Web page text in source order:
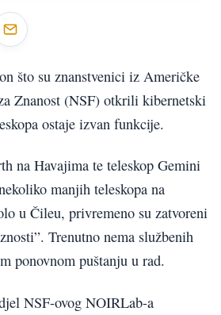
što su znanstvenici iz Američke
Znanost (NSF) otkrili kibernetski
ostaje izvan funkcije.
na Havajima te teleskop Gemini
manjih teleskopa na
u Čileu, privremeno su zatvoreni
Trenutno nema službenih
ponovnom puštanju u rad.
NSF-ovog NOIRLab-a